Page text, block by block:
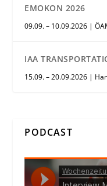
EMOKON 2026
09.09. – 10.09.2026 |
IAA
15.09. – 20.09.2026 |
PODCAST